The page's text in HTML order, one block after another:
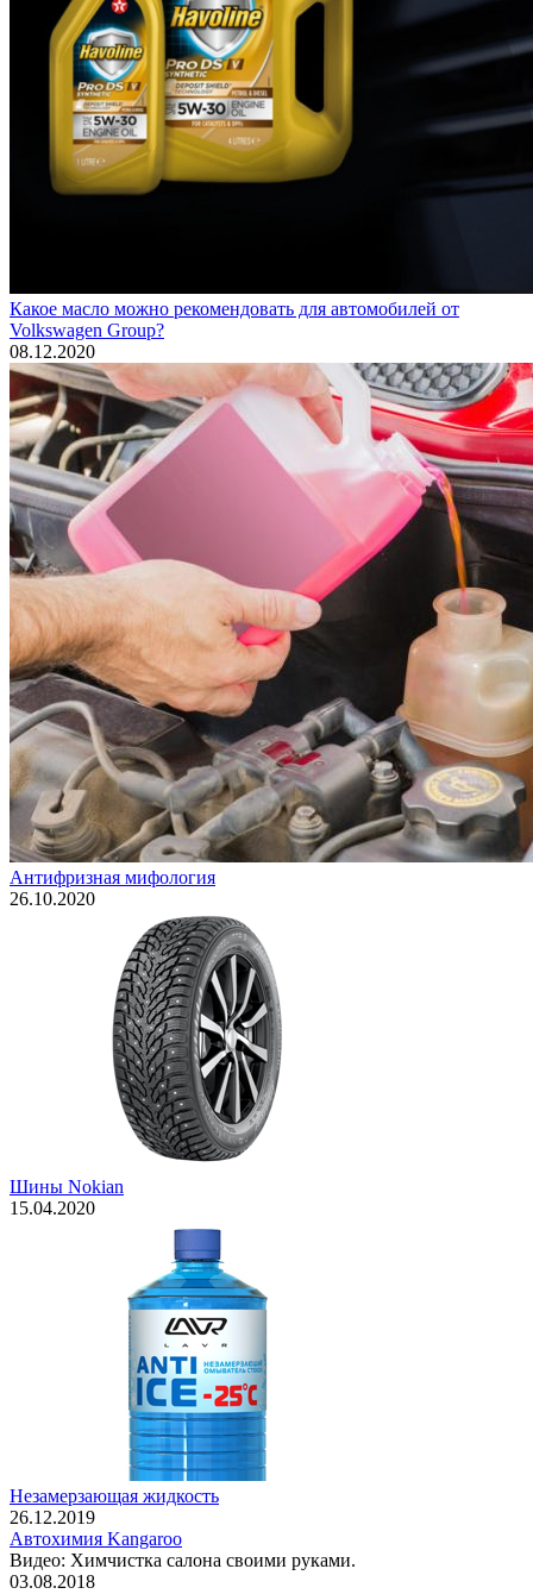
Какое масло можно рекомендовать для автомобилей от
Volkswagen Group?
08.12.2020
Антифризная мифология
26.10.2020
Шины Nokian
15.04.2020
Незамерзающая жидкость
26.12.2019
Автохимия Kangaroo
Видео: Химчистка салона своими руками.
03.08.2018